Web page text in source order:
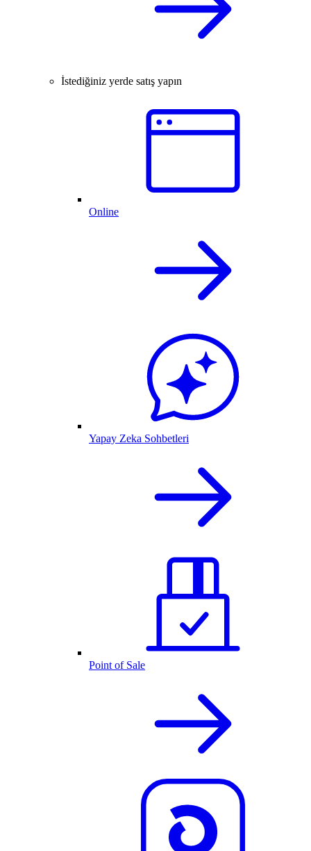
İstediğiniz yerde satış yapın
Online
Yapay Zeka Sohbetleri
Point of Sale